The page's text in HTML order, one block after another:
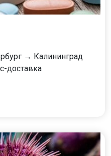
→ Калининград
доставка